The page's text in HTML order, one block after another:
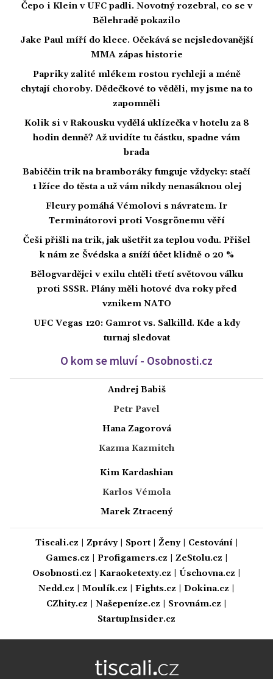
Čepo i Klein v UFC padli. Novotný rozebral, co se v
Bělehradě pokazilo
Jake Paul míří do klece. Očekává se nejsledovanější
MMA zápas historie
Papriky zalité mlékem rostou rychleji a méně
chytají choroby. Dědečkové to věděli, my jsme na to
zapomněli
Kolik si v Rakousku vydělá uklízečka v hotelu za 8
hodin denně? Až uvidíte tu částku, spadne vám
brada
Babiččin trik na bramboráky funguje vždycky: stačí
1 lžíce do těsta a už vám nikdy nenasáknou olej
Fleury pomáhá Vémolovi s návratem. Ir
Terminátorovi proti Vosgrönemu věří
Češi přišli na trik, jak ušetřit za teplou vodu. Přišel
k nám ze Švédska a sníží účet klidně o 20 %
Bělogvardějci v exilu chtěli třetí světovou válku
proti SSSR. Plány měli hotové dva roky před
vznikem NATO
UFC Vegas 120: Gamrot vs. Salkilld. Kde a kdy
turnaj sledovat
O kom se mluví - Osobnosti.cz
Andrej Babiš
Petr Pavel
Hana Zagorová
Kazma Kazmitch
Kim Kardashian
Karlos Vémola
Marek Ztracený
Tiscali.cz Zprávy| Sport| Ženy| Cestování|
Games.cz
Profigamers.cz ZeStolu.cz
Osobnosti.cz
Karaoketexty.cz Úschovna.cz
Nedd.cz
Moulík.cz Fights.cz Dokina.cz
CZhity.cz
Našepeníze.cz Srovnám.cz
StartupInsider.cz